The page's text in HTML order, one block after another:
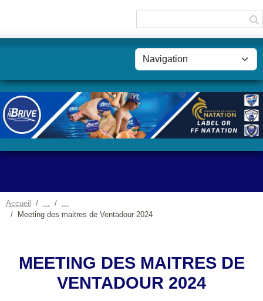
Accueil
Meeting des maitres de Ventadour 2024
MEETING DES MAITRES DE
VENTADOUR 2024